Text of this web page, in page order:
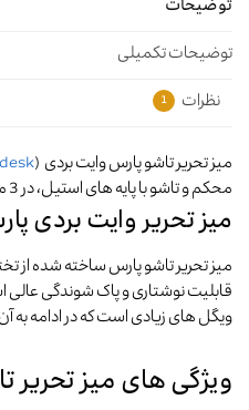
توضیحات
توضیحات تکمیلی
نظرات
1
میز تحریر تاشو پارس وایت بردی (
محکم و تاشو با پایه های استیل، در 3 مدل مختلف تولید و عرضه میگردد :
میز تحریر وایت بردی
میز تحریر تاشو پارس ساخته شده از
قابلیت نوشتاری و پاک شوندگی عالی
ويگل های زیادی است که در ادامه به
ویژگی های میز تحریر